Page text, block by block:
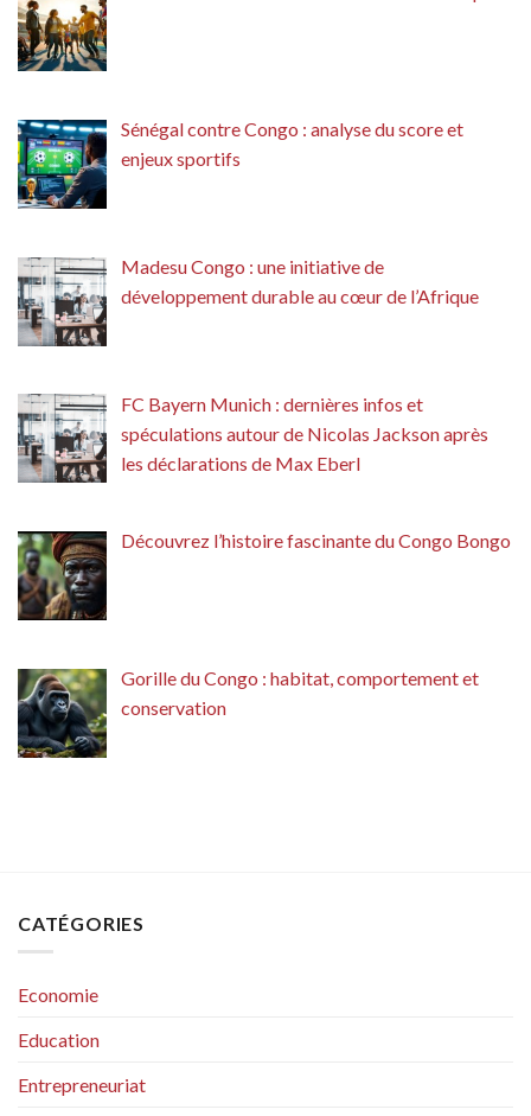
Sénégal contre Congo : analyse du score et
enjeux sportifs
Madesu Congo : une initiative de
développement durable au cœur de l’Afrique
FC Bayern Munich : dernières infos et
spéculations autour de Nicolas Jackson après
les déclarations de Max Eberl
Découvrez l’histoire fascinante du Congo Bongo
Gorille du Congo : habitat, comportement et
conservation
CATÉGORIES
Economie
Education
Entrepreneuriat